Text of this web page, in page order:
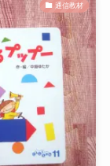
通信教材